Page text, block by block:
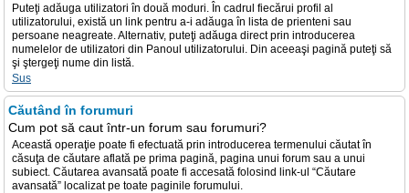
Puteţi adăuga utilizatori în două moduri. În cadrul fiecărui profil al
utilizatorului, există un link pentru a-i adăuga în lista de prienteni sau
persoane neagreate. Alternativ, puteţi adăuga direct prin introducerea
numelelor de utilizatori din Panoul utilizatorului. Din aceeaşi pagină puteţi să
şi ştergeţi nume din listă.
Sus
Căutând în forumuri
Cum pot să caut într-un forum sau forumuri?
Această operaţie poate fi efectuată prin introducerea termenului căutat în
căsuţa de căutare aflată pe prima pagină, pagina unui forum sau a unui
subiect. Căutarea avansată poate fi accesată folosind link-ul “Căutare
avansată” localizat pe toate paginile forumului.